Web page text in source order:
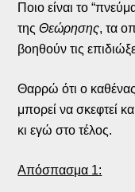
Ποιο είναι το
τηςΘεώρησης, τα
βοηθούν τις
Θαρρώ ότι ο
μπορεί να σκεφτεί
κι εγώ στο τέλος.
Απόσπασμα 1: